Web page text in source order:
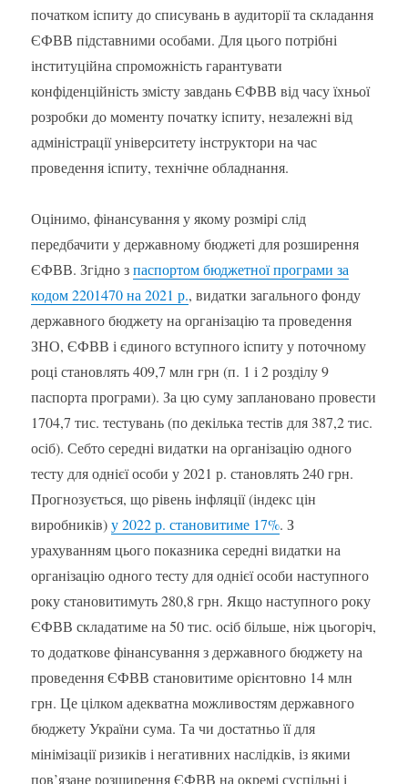
початком іспиту до списувань в аудиторії та складання
ЄФВВ підставними особами. Для цього потрібні
інституційна спроможність гарантувати
конфіденційність змісту завдань ЄФВВ від часу їхньої
розробки до моменту початку іспиту, незалежні від
адміністрації університету інструктори на час
проведення іспиту, технічне обладнання.
Оцінимо, фінансування у якому розмірі слід
передбачити у державному бюджеті для розширення
ЄФВВ. Згідно зпаспортом бюджетної програми за
кодом 2201470 на 2021 р., видатки загального фонду
державного бюджету на організацію та проведення
ЗНО, ЄФВВ і єдиного вступного іспиту у поточному
році становлять 409,7 млн грн (п. 1 і 2 розділу 9
паспорта програми). За цю суму заплановано провести
1704,7 тис. тестувань (по декілька тестів для 387,2 тис.
осіб). Себто середні видатки на організацію одного
тесту для однієї особи у 2021 р. становлять 240 грн.
Прогнозується, що рівень інфляції (індекс цін
виробників)у 2022 р. становитиме 17%. З
урахуванням цього показника середні видатки на
організацію одного тесту для однієї особи наступного
року становитимуть 280,8 грн. Якщо наступного року
ЄФВВ складатиме на 50 тис. осіб більше, ніж цьогоріч,
то додаткове фінансування з державного бюджету на
проведення ЄФВВ становитиме орієнтовно 14 млн
грн. Це цілком адекватна можливостям державного
бюджету України сума. Та чи достатньо її для
мінімізації ризиків і негативних наслідків, із якими
пов’язане розширення ЄФВВ на окремі суспільні і